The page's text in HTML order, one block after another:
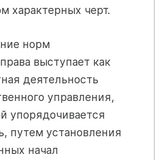
характерных черт.
норм
выступает как
деятельность
управления,
упорядочивается
путем установления
начал